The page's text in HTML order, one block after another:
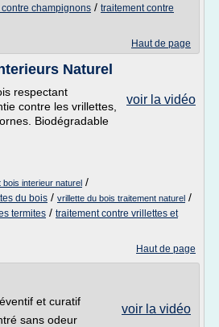
champignons / traitement contre
Haut de page
Naturel
voir la vidéo
respectant
contre les vrillettes,
Biodégradable
bois interieur naturel /
du bois / vrillette du bois traitement naturel /
termites / traitement contre vrillettes et
Haut de page
voir la vidéo
et curatif
sans odeur